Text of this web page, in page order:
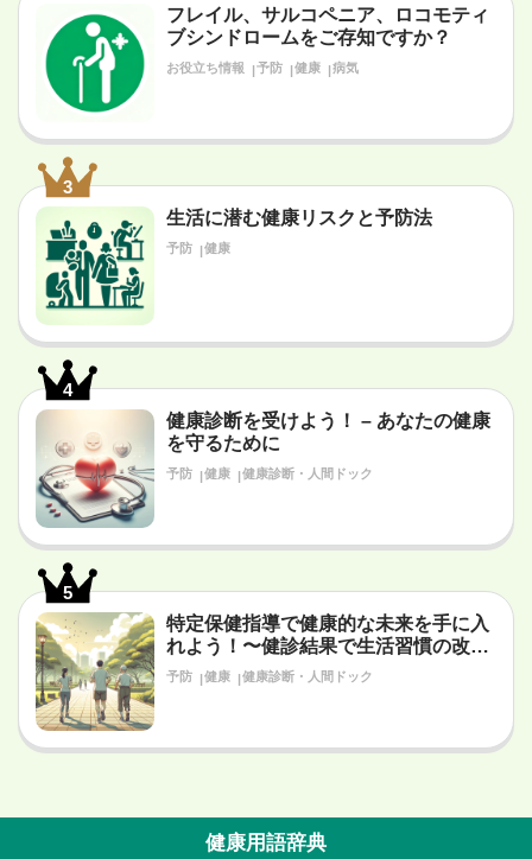
フレイル、サルコペニア、ロコモティ
ブシンドロームをご存知ですか？
お役立ち情報 予防 健康 病気
3
生活に潜む健康リスクと予防法
予防 健康
4
健康診断を受けよう！ – あなたの健康
を守るために
予防 健康 健康診断・人間ドック
5
特定保健指導で健康的な未来を手に入
れよう！〜健診結果で生活習慣の改善
が必要だと言われたあなたへ〜
予防 健康 健康診断・人間ドック
健康用語辞典